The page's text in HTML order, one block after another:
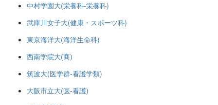
中村学園大(栄養科-栄養科)
武庫川女子大(健康・スポーツ科)
東京海洋大(海洋生命科)
西南学院大(商)
筑波大(医学群-看護学類)
大阪市立大(医-看護)